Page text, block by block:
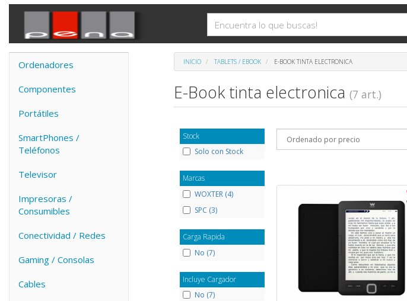
Ordenadores
Componentes
Portátiles
SmartPhones /
Teléfonos
Televisor
Impresoras /
Consumibles
Conectividad / Redes
Gaming / Consolas
Cables
INICIO TABLETS / EBOOK E-BOOK TINTA ELECTRONICA
E-Book tinta electronica (7 art.)
Stock
Solo con Stock
Marcas
WOXTER (4)
SPC (3)
Carga Rapida
No (7)
Incluye Cargador
No (7)